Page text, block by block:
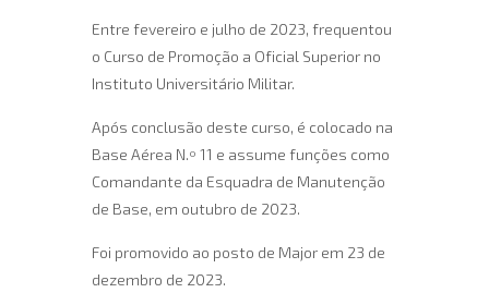
Entre fevereiro e julho de 2023, frequentou
o Curso de Promoção a Oficial Superior no
Instituto Universitário Militar.
Após conclusão deste curso, é colocado na
Base Aérea N.º 11 e assume funções como
Comandante da Esquadra de Manutenção
de Base, em outubro de 2023.
Foi promovido ao posto de Major em 23 de
dezembro de 2023.